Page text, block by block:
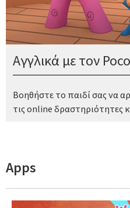
Αγγλικά με τον
Βοηθήστε το παιδί σας να
τις online δραστηριότητες
Apps